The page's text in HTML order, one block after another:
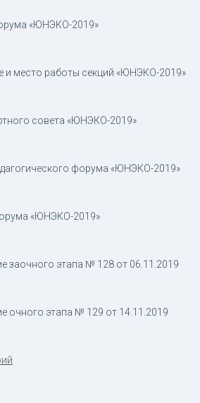
«ЮНЭКО-2019»
и место работы секций «ЮНЭКО-2019»
совета «ЮНЭКО-2019»
форума «ЮНЭКО-2019»
«ЮНЭКО-2019»
заочного этапа № 128 от 06.11.2019
очного этапа № 129 от 14.11.2019